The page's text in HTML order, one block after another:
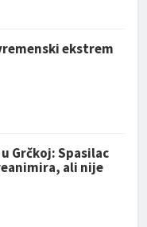
ekstrem
Grčkoj: Spasilac
ali nije